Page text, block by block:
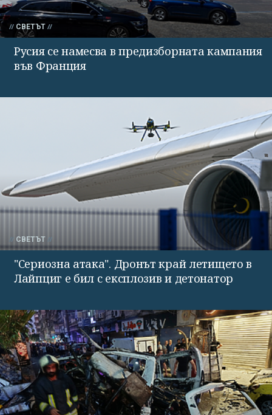
СВЕТЪТ
Русия се намесва в предизборната кампания
във Франция
СВЕТЪТ
"Сериозна атака". Дронът край летището в
Лайпциг е бил с експлозив и детонатор